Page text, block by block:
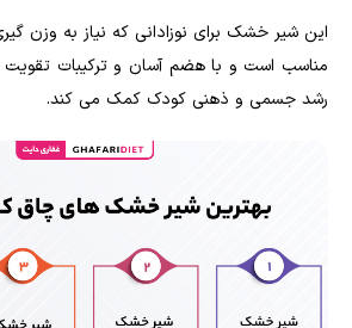
این شیر خشک برای نوزادانی که نیاز به وزن
مناسب است و با هضم آسان و ترکیبات تقویت
رشد جسمی و ذهنی کودک کمک می کند.